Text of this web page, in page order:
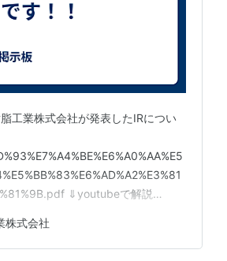
工業株式会社が発表したIRについ
⇓youtubeで解説
株式会社